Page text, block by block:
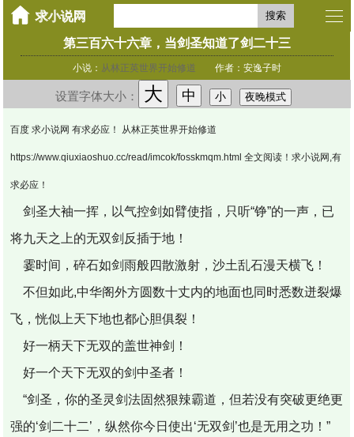
搜索
第三百六十六章，当剑圣知道了剑二十三
小说： 从林正英世界开始修道 作者：安逸子时
设置字体大小： 大 中 小 夜晚模式
百度 求小说网 有求必应！ 从林正英世界开始修道
https://www.qiuxiaoshuo.cc/read/imcok/fosskmqm.html 全文阅读！求小说网,有
求必应！
剑圣大袖一挥，以气控剑如臂使指，只听“铮”的一声，已
将九天之上的无双剑反插于地！
霎时间，碎石如剑雨般四散激射，沙土乱石漫天横飞！
不但如此,中华阁外方圆数十丈内的地面也同时悉数迸裂爆
飞，恍似上天下地也都心胆俱裂！
好一柄天下无双的盖世神剑！
好一个天下无双的剑中圣者！
“剑圣，你的圣灵剑法固然狠辣霸道，但若没有突破更绝更
强的‘剑二十二’，纵然你今日使出‘无双剑’也是无用之功！”